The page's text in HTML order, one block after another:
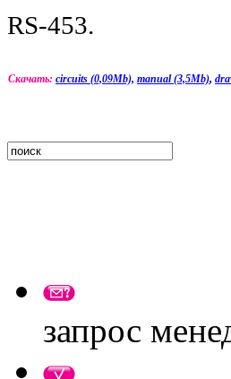
RS-453.
Скачать: circuits (0,09Mb), manual (3,5Mb),
запрос